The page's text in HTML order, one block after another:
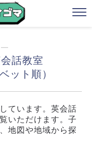
―
話教室
ット順）
ています。英会話
いただけます。子
地図や地域から探